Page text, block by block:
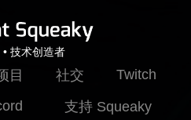
技术创造者
目 社交
Twitch
支持 Squeaky